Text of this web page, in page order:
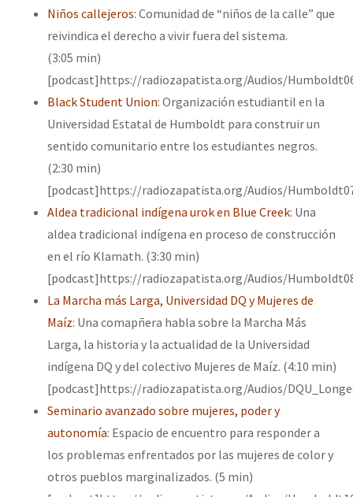
COVID-19
Contacto
Niños callejeros: Comunidad de “niños de la calle” que
reivindica el derecho a vivir fuera del sistema.
(3:05 min)
[podcast]https://radiozapatista.org/Audios/
Black Student Union: Organización estudiantil en la
Universidad Estatal de Humboldt para construir un
sentido comunitario entre los estudiantes negros.
(2:30 min)
[podcast]https://radiozapatista.org/Audios/
Aldea tradicional indígena urok en Blue Creek: Una
aldea tradicional indígena en proceso de construcción
en el río Klamath. (3:30 min)
[podcast]https://radiozapatista.org/Audios/
La Marcha más Larga, Universidad DQ y Mujeres de
Maíz: Una comapñera habla sobre la Marcha Más
Larga, la historia y la actualidad de la Universidad
indígena DQ y del colectivo Mujeres de Maíz. (4:10 min)
[podcast]https://radiozapatista.org/Audios/
Seminario avanzado sobre mujeres, poder y
autonomía: Espacio de encuentro para responder a
los problemas enfrentados por las mujeres de color y
otros pueblos marginalizados. (5 min)